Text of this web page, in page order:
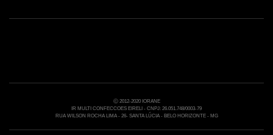
Nossas Lojas
Ⓒ 2012-2020 IORANE
IR MULTI CONFECCOES EIRELI - CNPJ: 26.051.748/0003-79
RUA WILSON ROCHA LIMA - 26- SANTA LÚCIA - BELO HORIZONTE - MG